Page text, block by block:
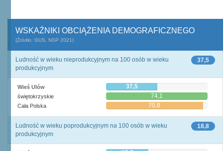
WSKAŹNIKI OBCIĄŻENIA DEMOGRAFICZNEGO
(Źródło: GUS, NSP 2021)
37,5
Ludność w wieku nieprodukcyjnym na 100 osób w wieku
produkcyjnym
Wieś Ulów 37,5
świętokrzyskie 74,1
Cała Polska 70,8
18,8
Ludność w wieku poprodukcyjnym na 100 osób w wieku
produkcyjnym